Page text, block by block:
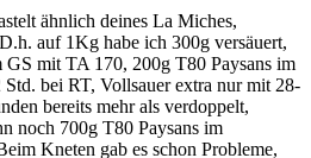
ähnlich deines La Miches,
auf 1Kg habe ich 300g versäuert,
GS mit TA 170, 200g T80 Paysans im
bei RT, Vollsauer extra nur mit 28-
bereits mehr als verdoppelt,
noch 700g T80 Paysans im
Kneten gab es schon Probleme,